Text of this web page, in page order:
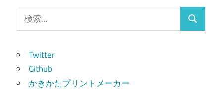
索:
検
Twitter
Github
かきかたプリントメーカー